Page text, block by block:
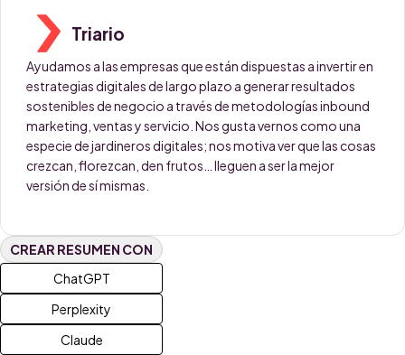
Triario
Ayudamos a las empresas que están dispuestas a invertir en
estrategias digitales de largo plazo a generar resultados
sostenibles de negocio a través de metodologías inbound
marketing, ventas y servicio. Nos gusta vernos como una
especie de jardineros digitales; nos motiva ver que las cosas
crezcan, florezcan, den frutos… lleguen a ser la mejor
versión de sí mismas.
CREAR RESUMEN CON
ChatGPT
Perplexity
Claude